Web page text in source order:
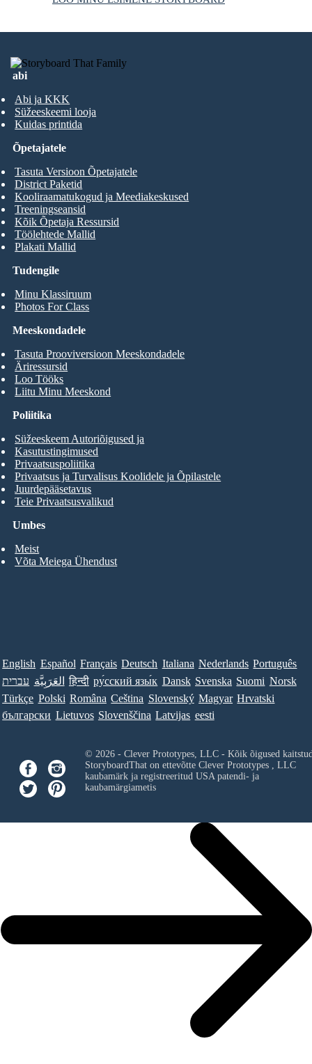
abi
Abi ja KKK
Süžeeskeemi looja
Kuidas printida
Tudengile
Minu Klassiruum
Photos For Class
Õpetajatele
Tasuta Versioon Õpetajatele
District Paketid
Kooliraamatukogud ja Meediakeskused
Treeningseansid
Kõik Õpetaja Ressursid
Töölehtede Mallid
Plakati Mallid
Meeskondadele
Tasuta Prooviversioon Meeskondadele
Äriressursid
Loo Tööks
Liitu Minu Meeskond
Umbes
Meist
Võta Meiega Ühendust
Poliitika
Süžeeskeem Autoriõigused ja
Kasutustingimused
Privaatsuspoliitika
Privaatsus ja Turvalisus Koolidele ja Õpilastele
Juurdepääsetavus
Teie Privaatsusvalikud
English Español Français Deutsch Italiana Nederlands Português
עברית العَرَبِيَّة हिन्दी ру́сский язы́к Dansk Svenska Suomi Norsk
Türkçe Polski Româna Ceština Slovenský Magyar Hrvatski
български Lietuvos Slovenščina Latvijas eesti
© 2026 - Clever Prototypes, LLC - Kõik õigused
StoryboardThat on ettevõtte Clever Prototypes , LLC
kaubamärk ja registreeritud USA patendi- ja
kaubamärgiametis